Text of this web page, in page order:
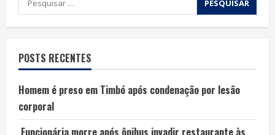
POSTS RECENTES
Homem é preso em Timbó após condenação por lesão
corporal
Funcionária morre após ônibus invadir restaurante às